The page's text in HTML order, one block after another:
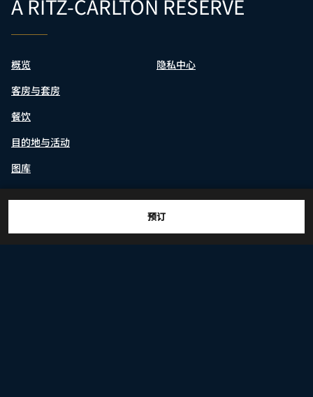
预订
A RITZ-CARLTON RESERVE
概览
客房与套房
餐饮
目的地与活动
图库
隐私中心
919-28 AZA SOGA, NISEKO CHO, ABUTA GUN,